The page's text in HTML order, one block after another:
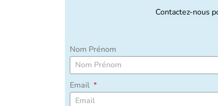
Contactez-nous
Nom Prénom
Email